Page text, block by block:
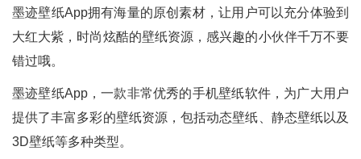
墨迹壁纸app拥有海量的原创素材，让用户可以充分体验到
大红大紫，时尚炫酷的壁纸资源，感兴趣的小伙伴千万不要
错过哦。
墨迹壁纸app，一款非常优秀的手机壁纸软件，为广大用户
提供了丰富多彩的壁纸资源，包括动态壁纸、静态壁纸以及
3D壁纸等多种类型。